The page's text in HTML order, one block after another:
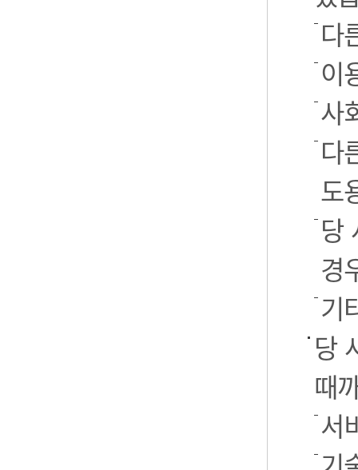
다
이
사
다
도
당
경
기
당
때
서